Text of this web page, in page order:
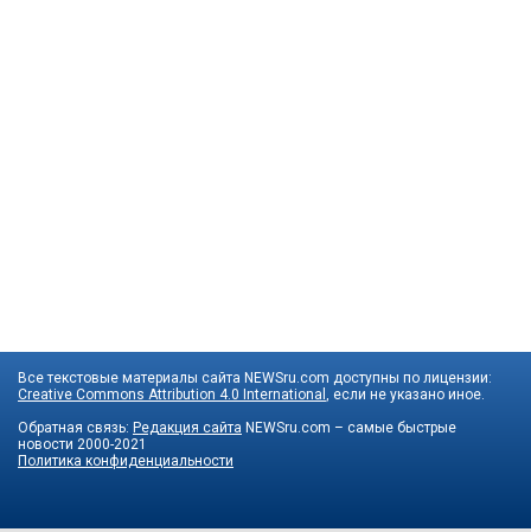
Все текстовые материалы сайта NEWSru.com доступны по лицензии:
Creative Commons Attribution 4.0 International
, если не указано иное.
Обратная связь: Редакция сайта NEWSru.com – самые быстрые
новости 2000-2021
Политика конфиденциальности